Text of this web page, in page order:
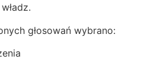
głosowań wybrano: